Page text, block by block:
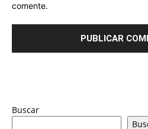
comente.
Buscar